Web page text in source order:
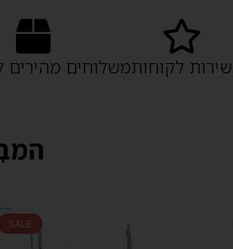
שירות לקוחותמשלוחים מהירים
SALE